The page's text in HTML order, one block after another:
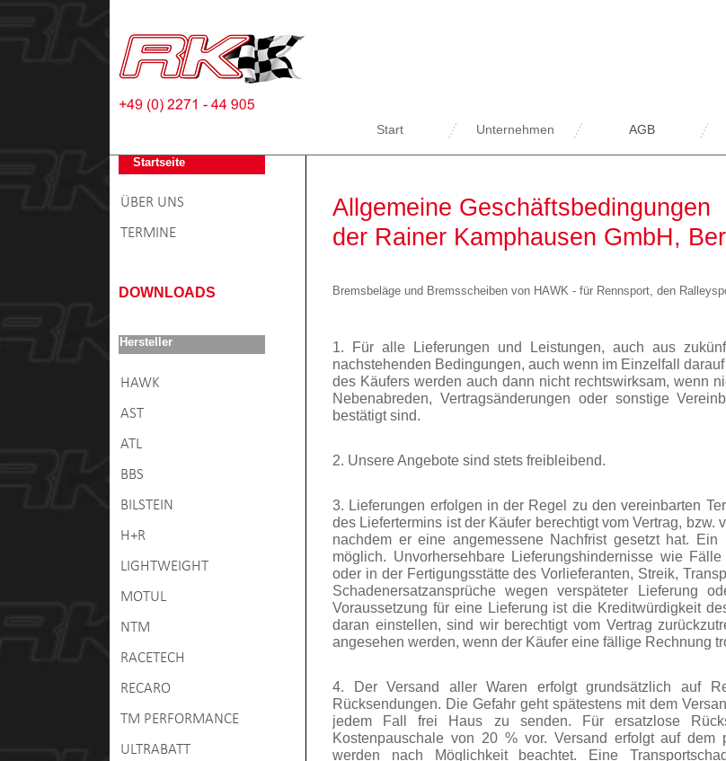
Start Unternehmen AGB
Startseite
HAWK
AST
ATL
BBS
BILSTEIN
H+R
LIGHTWEIGHT
MOTUL
NTM
RACETECH
RECARO
TM PERFORMANCE
ULTRABATT
Hersteller
ÜBER UNS
TERMINE
DOWNLOADS
1. Für alle Lieferungen und Leistungen, auch aus
nachstehenden Bedingungen, auch wenn im Einzelfall
des Käufers werden auch dann nicht rechtswirksam, wenn
Nebenabreden, Vertragsänderungen oder sonstige
bestätigt sind.
2. Unsere Angebote sind stets freibleibend.
3. Lieferungen erfolgen in der Regel zu den vereinbarten
des Liefertermins ist der Käufer berechtigt vom Vertrag,
nachdem er eine angemessene Nachfrist gesetzt hat.
möglich. Unvorhersehbare Lieferungshindernisse wie
oder in der Fertigungsstätte des Vorlieferanten, Streik,
Schadenersatzansprüche wegen verspäteter Lieferung
Voraussetzung für eine Lieferung ist die Kreditwürdigkeit
daran einstellen, sind wir berechtigt vom Vertrag
angesehen werden, wenn der Käufer eine fällige Rechnung
4. Der Versand aller Waren erfolgt grundsätzlich auf
Rücksendungen. Die Gefahr geht spätestens mit dem
jedem Fall frei Haus zu senden. Für ersatzlose
Kostenpauschale von 20 % vor. Versand erfolgt auf dem
werden nach Möglichkeit beachtet. Eine
Allgemeine Geschäftsbedingungen
der Rainer Kamphausen GmbH,
Bremsbeläge und Bremsscheiben von HAWK - für Rennsport, den